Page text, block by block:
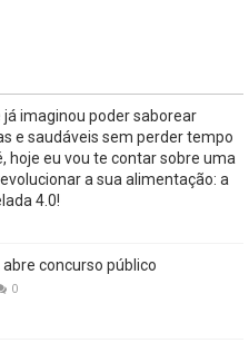
já imaginou poder saborear
e saudáveis ​​sem perder tempo
hoje eu vou te contar sobre uma
a sua alimentação: a
4.0!
concurso público
0